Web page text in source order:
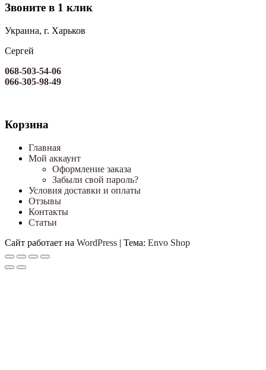
Звоните в 1 клик
Украина, г. Харьков
Сергей
068-503-54-06
066-305-98-49
Корзина
Главная
Мой аккаунт
Оформление заказа
Забыли свой пароль?
Условия доставки и оплаты
Отзывы
Контакты
Статьи
Сайт работает на WordPress | Тема: Envo Shop